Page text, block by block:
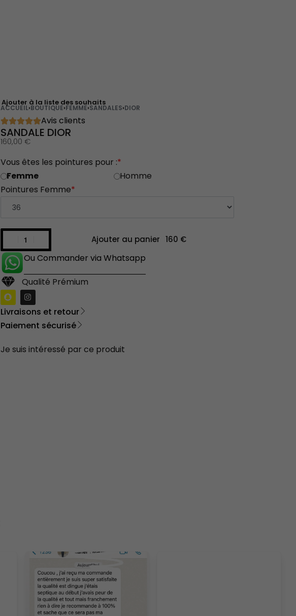
Ajouter à la liste des souhaits
ACCUEIL›BOUTIQUE›FEMME›SANDALES›DIOR
Avis clients
SANDALE DIOR
160,00 €
*
Vous êtes les pointures pour :
Femme
Homme
*
Pointures Femme
Ajouter au panier
Ou Commander via Whatsapp
Qualité Prémium
Livraisons et retour
Paiement sécurisé
Je suis intéressé par ce produit